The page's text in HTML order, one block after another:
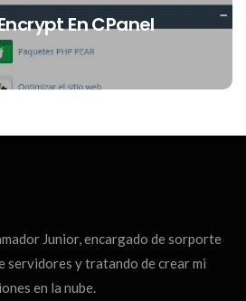
En CPanel
Junior, encargado de sorporte
servidores y tratando de crear mi
en la nube.